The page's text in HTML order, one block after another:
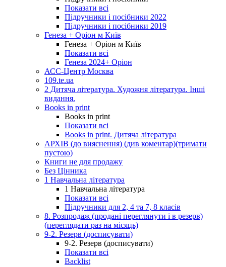
Показати всі
Підручники і посібники 2022
Підручники і посібники 2019
Генеза + Оріон м Київ
Генеза + Оріон м Київ
Показати всі
Генеза 2024+ Оріон
АСС-Центр Москва
109.te.ua
2 Дитяча література. Художня література. Інші
видання.
Books in print
Books in print
Показати всі
Books in print. Дитяча література
АРХІВ (до вияснення) (див коментар)(тримати
пустою)
Книги не для продажу
Без Цінника
1 Навчальна література
1 Навчальна література
Показати всі
Підручники для 2, 4 та 7, 8 класів
8. Розпродаж (продані переглянути і в резерв)
(переглядати раз на місяць)
9-2. Резерв (досписувати)
9-2. Резерв (досписувати)
Показати всі
Backlist